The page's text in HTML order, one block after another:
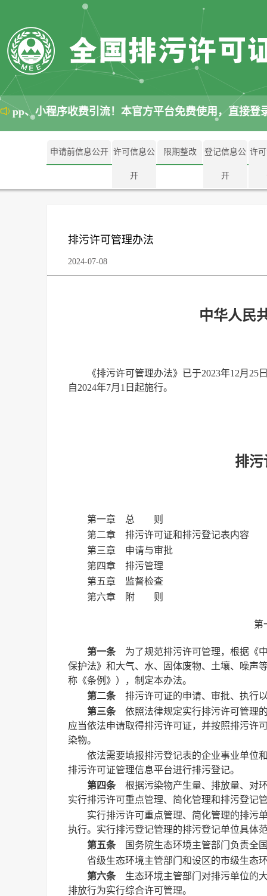
小程序收费引流！本官方平台免费使用，直接登录
申请前信息公开 许可信息公
开
限期整改 登记信息公
开
许
排污许可管理办法
2024-07-08
中华人民
《排污许可管理办法》已于2023年12月
自2024年7月1日起施行。
排
第一章 总 则
第二章 排污许可证和排污登记表内容
第三章 申请与审批
第四章 排污管理
第五章 监督检查
第六章 附 则
第一条为了规范排污许可管理，根据《
保护法》和大气、水、固体废物、土壤、噪声
称《条例》），制定本办法。
第二条排污许可证的申请、审批、执行
第三条依照法律规定实行排污许可管理
应当依法申请取得排污许可证，并按照排污许
染物。
依法需要填报排污登记表的企业事业单位
排污许可证管理信息平台进行排污登记。
第四条根据污染物产生量、排放量、对
实行排污许可重点管理、简化管理和排污登记
实行排污许可重点管理、简化管理的排污
执行。实行排污登记管理的排污登记单位具体
第五条国务院生态环境主管部门负责全
省级生态环境主管部门和设区的市级生态
第六条生态环境主管部门对排污单位的
排放行为实行综合许可管理。